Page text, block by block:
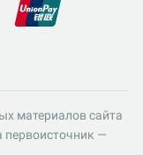
материалов сайта
первоисточник —